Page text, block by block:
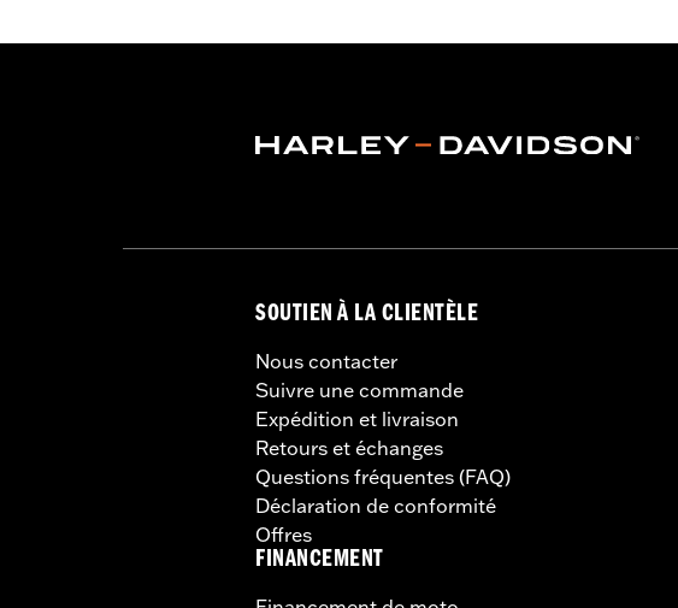
Top Case aluminium
Vendu séparément: 53000800 & 53000847
GARANTIE:Garantie limitée d'un an - Rendez-vous
SOUTIEN À LA CLIENTÈLE
Nous contacter
Suivre une commande
Expédition et livraison
Retours et échanges
Questions fréquentes (FAQ)
Déclaration de conformité
Offres
FINANCEMENT